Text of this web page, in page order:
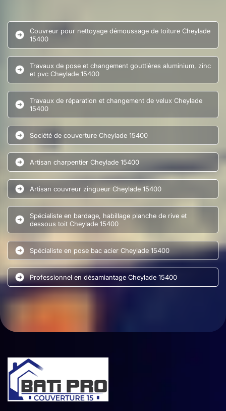
Couvreur pour nettoyage démoussage de toiture Cheylade
15400
Travaux de pose et changement gouttières aluminium, zinc
et pvc Cheylade 15400
Travaux de réparation et changement de velux Cheylade
15400
Société de couverture Cheylade 15400
Artisan charpentier Cheylade 15400
Artisan couvreur zingueur Cheylade 15400
Spécialiste en bardage, habillage planche de rive et
dessous toit Cheylade 15400
Spécialiste en pose bac acier Cheylade 15400
Professionnel en désamiantage Cheylade 15400